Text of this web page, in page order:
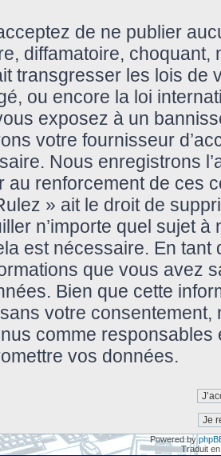
de ne publier
diffamatoire, choquant,
transgresser les lois de
ou encore la loi
exposez à un
votre fournisseur
Nous enregistrons
au renforcement de ces
» ait le droit de
n’importe quel sujet à
est nécessaire. En tant
que vous avez
Bien que cette
votre
comme
vos données.
Powered by
Traduit